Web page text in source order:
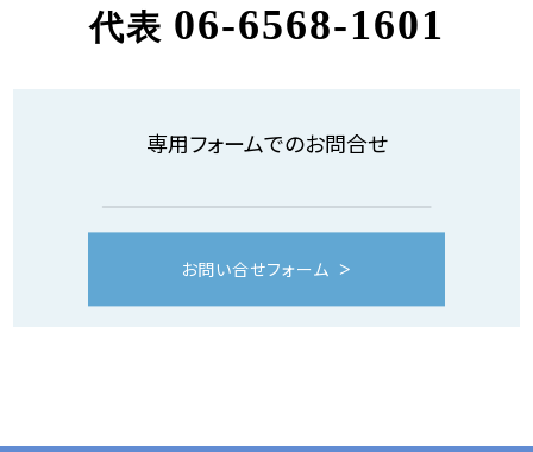
代表 06-6568-1601
専用フォームでのお問合せ
お問い合せフォーム